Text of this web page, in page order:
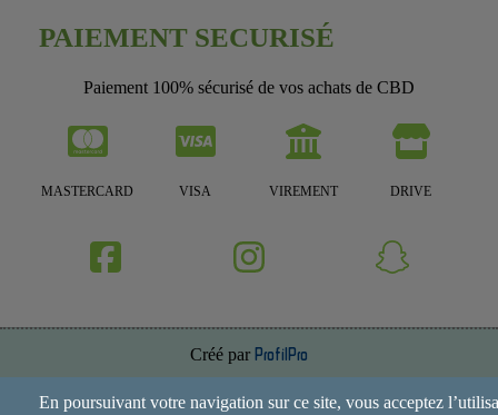
En poursuivant votre navigation sur ce site, vous acceptez
PAIEMENT SECURISÉ
Paiement 100% sécurisé de vos achats de CBD
MASTERCARD VISA VIREMENT DRIVE
Créé par ProfilPro
Annuaire de site